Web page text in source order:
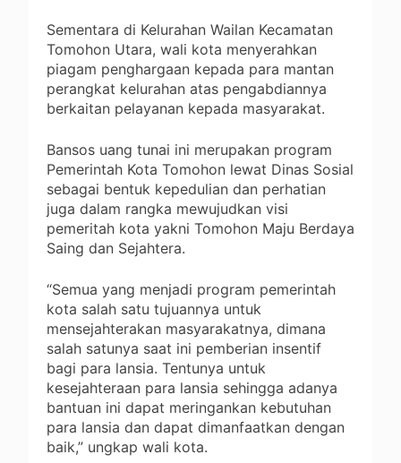
Sementara di Kelurahan Wailan Kecamatan
Tomohon Utara, wali kota menyerahkan
piagam penghargaan kepada para mantan
perangkat kelurahan atas pengabdiannya
berkaitan pelayanan kepada masyarakat.
Bansos uang tunai ini merupakan program
Pemerintah Kota Tomohon lewat Dinas Sosial
sebagai bentuk kepedulian dan perhatian
juga dalam rangka mewujudkan visi
pemeritah kota yakni Tomohon Maju Berdaya
Saing dan Sejahtera.
“Semua yang menjadi program pemerintah
kota salah satu tujuannya untuk
mensejahterakan masyarakatnya, dimana
salah satunya saat ini pemberian insentif
bagi para lansia. Tentunya untuk
kesejahteraan para lansia sehingga adanya
bantuan ini dapat meringankan kebutuhan
para lansia dan dapat dimanfaatkan dengan
baik,” ungkap wali kota.